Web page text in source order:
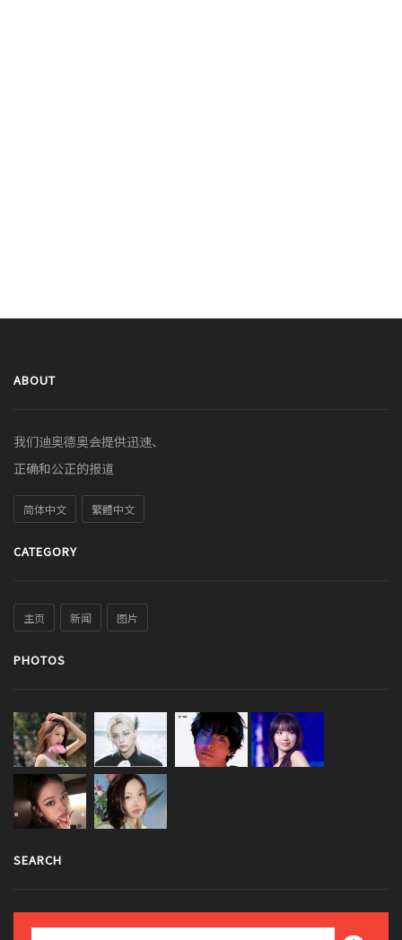
ABOUT
我们迪奥德奥会提供迅速、
正确和公正的报道
简体中文 繁體中文
CATEGORY
主页 新闻 图片
PHOTOS
SEARCH